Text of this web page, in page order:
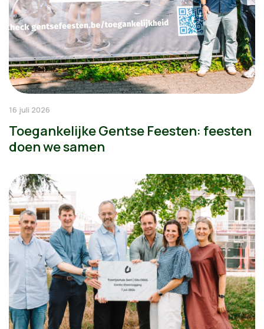
16 juli 2026
Toegankelijke Gentse Feesten: feesten
doen we samen